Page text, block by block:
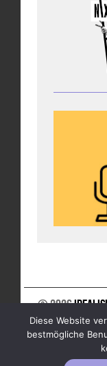
© 2026
UNTERSTÜTZE
Diese Website
bestmögliche